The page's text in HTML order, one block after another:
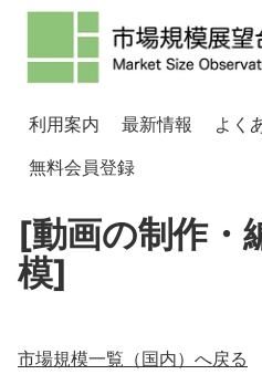
利用案内 最新情報 よく
無料会員登録
[動画の制作・
模]
市場規模一覧（国内）へ戻る